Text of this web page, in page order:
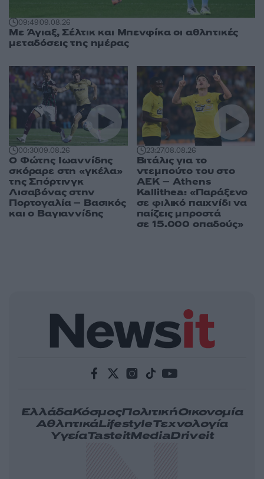
09:4909.08.26
Με Άγιαξ, Σέλτικ και Μπενφίκα οι αθλητικές
μεταδόσεις της ημέρας
00:3009.08.26
Ο Φώτης Ιωαννίδης
σκόραρε στη «γκέλα»
της Σπόρτινγκ
Λισαβόνας στην
Πορτογαλία – Βασικός
και ο Βαγιαννίδης
23:2708.08.26
Βιτάλις για το
ντεμπούτο του στο
ΑΕΚ – Athens
Kallithea: «Παράξενο
σε φιλικό παιχνίδι να
παίζεις μπροστά
σε 15.000 οπαδούς»
ΕλλάδαΚόσμοςΠολιτικήΟικονομία
ΑθλητικάLifestyleΤεχνολογία
ΥγείαTasteitMediaDriveit